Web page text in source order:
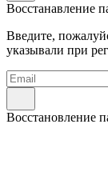
Восстанавление
Введите,
указывали при
Восстановление